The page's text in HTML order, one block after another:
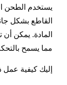
يستخدم الطحن
القاطع بشكل
المادة. يمكن
مما يسمح
إليك كيفية